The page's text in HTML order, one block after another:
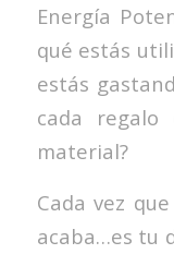
Energía
qué estás
estás
cada
material?
Cada vez
acaba…es tu